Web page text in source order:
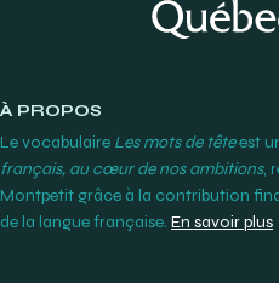
À PROPOS
Le vocabulaire Les mots de têteest
français, au cœur de nos ambitions,
Montpetit grâce à la contribution
de la langue française. En savoir plus